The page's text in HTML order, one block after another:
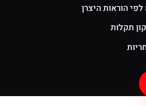
הוראות היצרן
תקלות